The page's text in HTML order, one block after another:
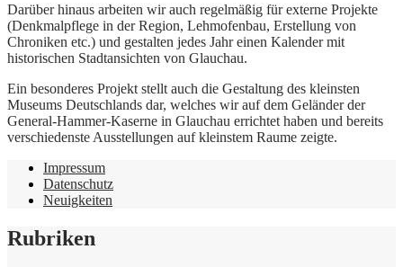
Darüber hinaus arbeiten wir auch regelmäßig für externe Projekte
(Denkmalpflege in der Region, Lehmofenbau, Erstellung von
Chroniken etc.) und gestalten jedes Jahr einen Kalender mit
historischen Stadtansichten von Glauchau.
Ein besonderes Projekt stellt auch die Gestaltung des kleinsten
Museums Deutschlands dar, welches wir auf dem Geländer der
General-Hammer-Kaserne in Glauchau errichtet haben und bereits
verschiedenste Ausstellungen auf kleinstem Raume zeigte.
Impressum
Datenschutz
Neuigkeiten
Rubriken